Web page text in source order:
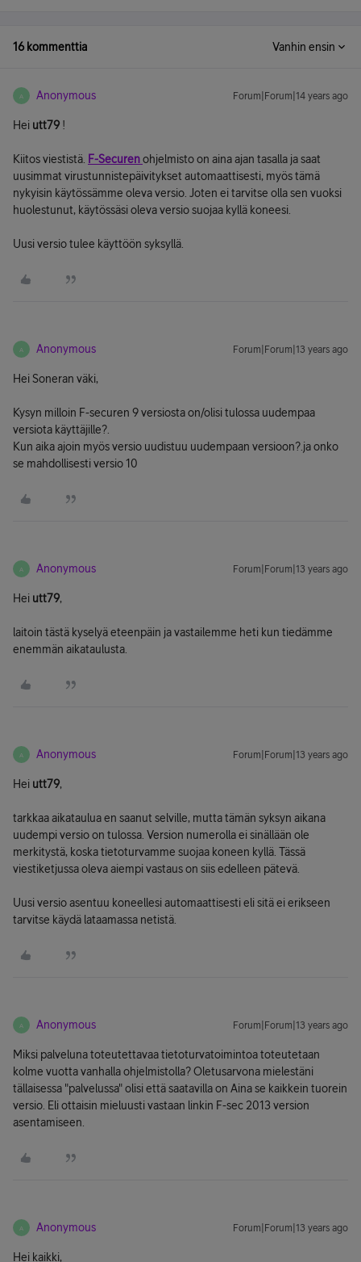
16 kommenttia Vanhin ensin
A Anonymous Forum|Forum|14 years ago
Hei utt79 !
Kiitos viestistä. F-Securenohjelmisto on aina ajan tasalla ja saat
uusimmat virustunnistepäivitykset automaattisesti, myös tämä
nykyisin käytössämme oleva versio. Joten ei tarvitse olla sen vuoksi
huolestunut, käytössäsi oleva versio suojaa kyllä koneesi.
Uusi versio tulee käyttöön syksyllä.
A Anonymous Forum|Forum|13 years ago
Hei Soneran väki,
Kysyn milloin F-securen 9 versiosta on/olisi tulossa uudempaa
versiota käyttäjille?.
Kun aika ajoin myös versio uudistuu uudempaan versioon?.ja onko
se mahdollisesti versio 10
A Anonymous Forum|Forum|13 years ago
Hei utt79,
laitoin tästä kyselyä eteenpäin ja vastailemme heti kun tiedämme
enemmän aikataulusta.
A Anonymous Forum|Forum|13 years ago
Hei utt79,
tarkkaa aikataulua en saanut selville, mutta tämän syksyn aikana
uudempi versio on tulossa. Version numerolla ei sinällään ole
merkitystä, koska tietoturvamme suojaa koneen kyllä. Tässä
viestiketjussa oleva aiempi vastaus on siis edelleen pätevä.
Uusi versio asentuu koneellesi automaattisesti eli sitä ei erikseen
tarvitse käydä lataamassa netistä.
A Anonymous Forum|Forum|13 years ago
Miksi palveluna toteutettavaa tietoturvatoimintoa toteutetaan
kolme vuotta vanhalla ohjelmistolla? Oletusarvona mielestäni
tällaisessa "palvelussa" olisi että saatavilla on Aina se kaikkein tuorein
versio. Eli ottaisin mieluusti vastaan linkin F-sec 2013 version
asentamiseen.
A Anonymous Forum|Forum|13 years ago
Hei kaikki,